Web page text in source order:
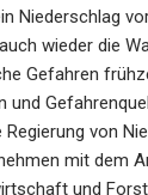
Niederschlag
wieder die
Gefahren
und
Regierung von
mit dem
und